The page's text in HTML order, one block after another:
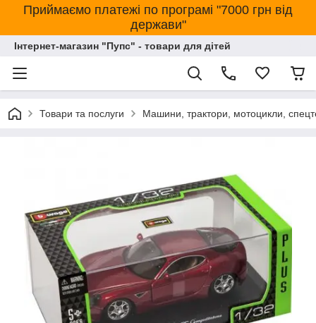
Приймаємо платежі по програмі "7000 грн від
держави"
Інтернет-магазин "Пупс" - товари для дітей
Товари та послуги Машини, трактори, мотоцикли,